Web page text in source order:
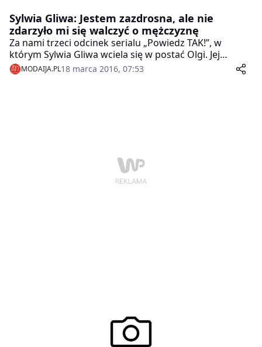
Sylwia Gliwa: Jestem zazdrosna, ale nie
zdarzyło mi się walczyć o mężczyznę
Za nami trzeci odcinek serialu „Powiedz TAK!”, w
którym Sylwia Gliwa wciela się w postać Olgi. Jej
bohaterka, będąca do tej pory w szczęśliwym związku
z Michałem (Mikołaj Roznerski) i wspólnie z nim
MODAIJA.PL18 marca 2016, 07:53